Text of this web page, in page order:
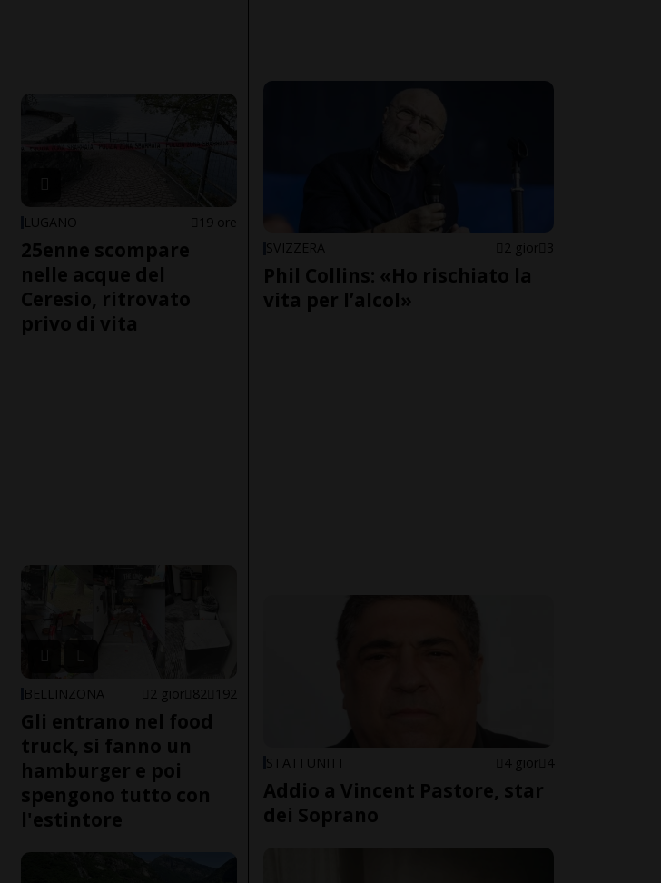
LUGANO 19 ore
25enne scompare
nelle acque del
Ceresio, ritrovato
privo di vita
BELLINZONA 2 gior 82 192
Gli entrano nel food
truck, si fanno un
hamburger e poi
spengono tutto con
l'estintore
SVIZZERA 2 gior 3
Phil Collins: «Ho rischiato la
vita per l’alcol»
STATI UNITI 4 gior 4
Addio a Vincent Pastore, star
dei Soprano